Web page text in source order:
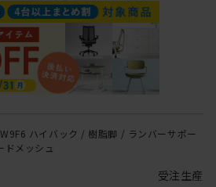
ハイバック / 樹脂脚 / ランバーサポー
ドメッシュ
受注生産